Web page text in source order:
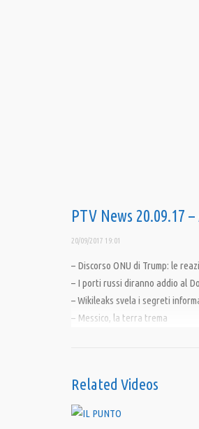
PTV News 20.09.17
20/09/2017 19:01
– Discorso ONU di Trump: le
– I porti russi diranno addio al
– Wikileaks svela i segreti
– Messico, la terra trema
1. Se non l’hai già fatto, installa
Related Videos